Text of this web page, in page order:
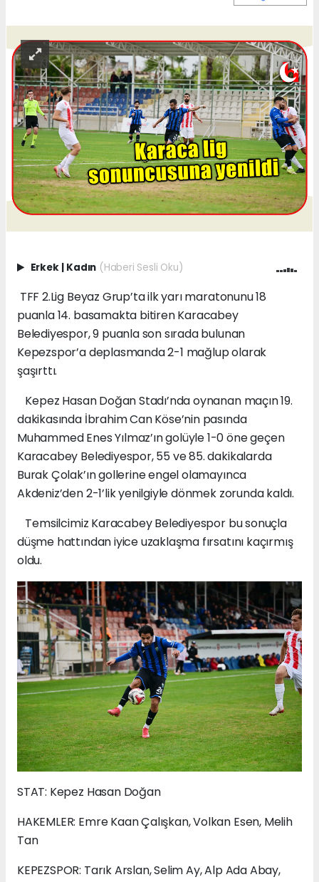
Erkek | Kadın (Haberi Sesli Oku)
TFF 2.Lig Beyaz Grup’ta ilk yarı maratonunu 18
puanla 14. basamakta bitiren Karacabey
Belediyespor, 9 puanla son sırada bulunan
Kepezspor’a deplasmanda 2-1 mağlup olarak
şaşırttı.
Kepez Hasan Doğan Stadı’nda oynanan maçın 19.
dakikasında İbrahim Can Köse’nin pasında
Muhammed Enes Yılmaz’ın golüyle 1-0 öne geçen
Karacabey Belediyespor, 55 ve 85. dakikalarda
Burak Çolak’ın gollerine engel olamayınca
Akdeniz’den 2-1’lik yenilgiyle dönmek zorunda kaldı.
Temsilcimiz Karacabey Belediyespor bu sonuçla
düşme hattından iyice uzaklaşma fırsatını kaçırmış
oldu.
STAT: Kepez Hasan Doğan
HAKEMLER: Emre Kaan Çalışkan, Volkan Esen, Melih
Tan
KEPEZSPOR: Tarık Arslan, Selim Ay, Alp Ada Abay,